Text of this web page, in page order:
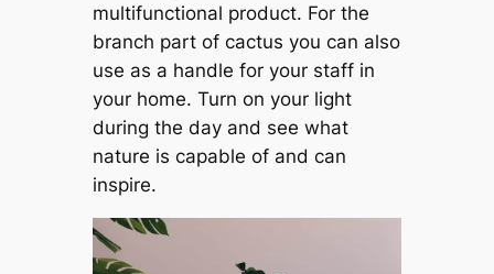
multifunctional product. For the
branch part of cactus you can also
use as a handle for your staff in
your home. Turn on your light
during the day and see what
nature is capable of and can
inspire.